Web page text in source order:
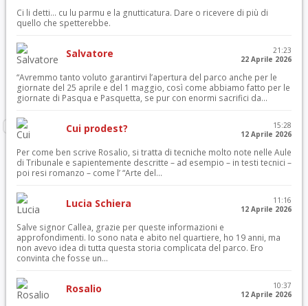
Ci li detti… cu lu parmu e la gnutticatura. Dare o ricevere di più di
quello che spetterebbe.
Salvatore
21:23
22 Aprile 2026
“Avremmo tanto voluto garantirvi l’apertura del parco anche per le
giornate del 25 aprile e del 1 maggio, così come abbiamo fatto per le
giornate di Pasqua e Pasquetta, se pur con enormi sacrifici da...
Cui prodest?
15:28
12 Aprile 2026
Per come ben scrive Rosalio, si tratta di tecniche molto note nelle Aule
di Tribunale e sapientemente descritte – ad esempio – in testi tecnici –
poi resi romanzo – come l’ “Arte del...
Lucia Schiera
11:16
12 Aprile 2026
Salve signor Callea, grazie per queste informazioni e
approfondimenti. Io sono nata e abito nel quartiere, ho 19 anni, ma
non avevo idea di tutta questa storia complicata del parco. Ero
convinta che fosse un...
Rosalio
10:37
12 Aprile 2026